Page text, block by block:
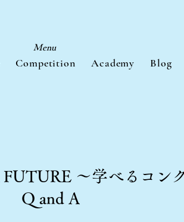
Menu
Competition Academy Blog
FUTURE ～学べるコン
Q and A